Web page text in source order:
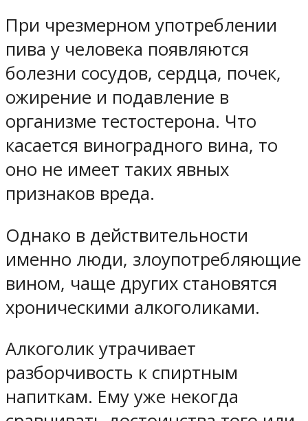
При чрезмерном употреблении
пива у человека появляются
болезни сосудов, сердца, почек,
ожирение и подавление в
организме тестостерона. Что
касается виноградного вина, то
оно не имеет таких явных
признаков вреда.
Однако в действительности
именно люди, злоупотребляющие
вином, чаще других становятся
хроническими алкоголиками.
Алкоголик утрачивает
разборчивость к спиртным
напиткам. Ему уже некогда